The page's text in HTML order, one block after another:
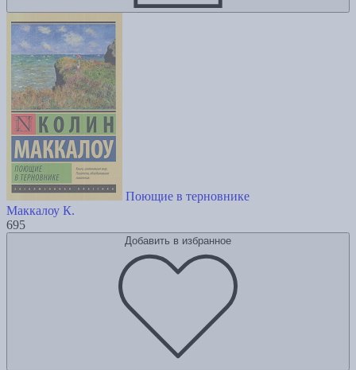
Поющие в терновнике
Маккалоу К.
695
Добавить в избранное